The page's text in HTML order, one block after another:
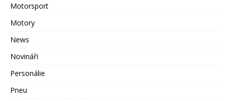
Motorsport
Motory
News
Novináři
Personálie
Pneu